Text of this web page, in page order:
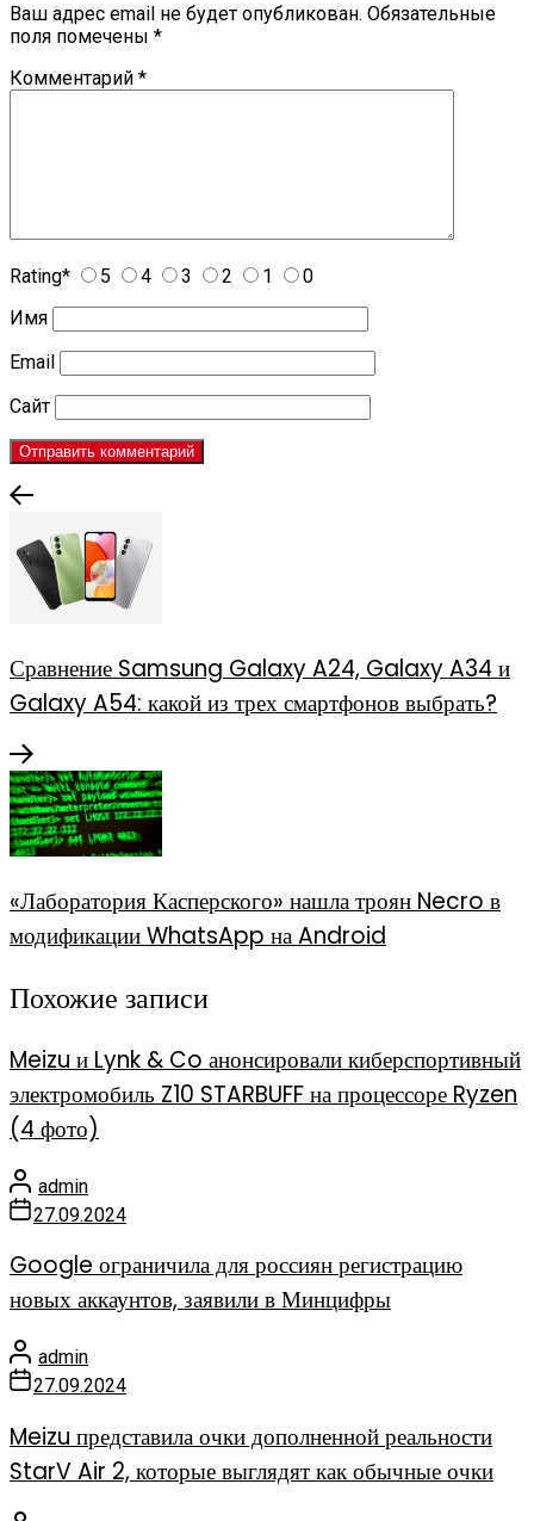
Ваш адрес email не будет опубликован. Обязательные
поля помечены *
Комментарий *
Rating* 5 4 3 2 1
0
Имя
Email
Сайт
Сравнение Samsung Galaxy A24, Galaxy A34 и
Galaxy A54: какой из трех смартфонов выбрать?
«Лаборатория Касперского» нашла троян Necro в
модификации WhatsApp на Android
Похожие записи
Meizu и Lynk & Co анонсировали киберспортивный
электромобиль Z10 STARBUFF на процессоре Ryzen
(4 фото)
admin
27.09.2024
Google ограничила для россиян регистрацию
новых аккаунтов, заявили в Минцифры
admin
27.09.2024
Meizu представила очки дополненной реальности
StarV Air 2, которые выглядят как обычные очки